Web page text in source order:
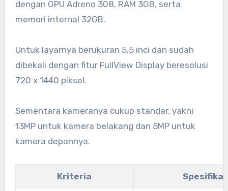
dengan GPU Adreno 308, RAM 3GB, serta
memori internal 32GB.
Untuk layarnya berukuran 5,5 inci dan sudah
dibekali dengan fitur FullView Display beresolusi
720 x 1440 piksel.
Sementara kameranya cukup standar, yakni
13MP untuk kamera belakang dan 5MP untuk
kamera depannya.
Kriteria